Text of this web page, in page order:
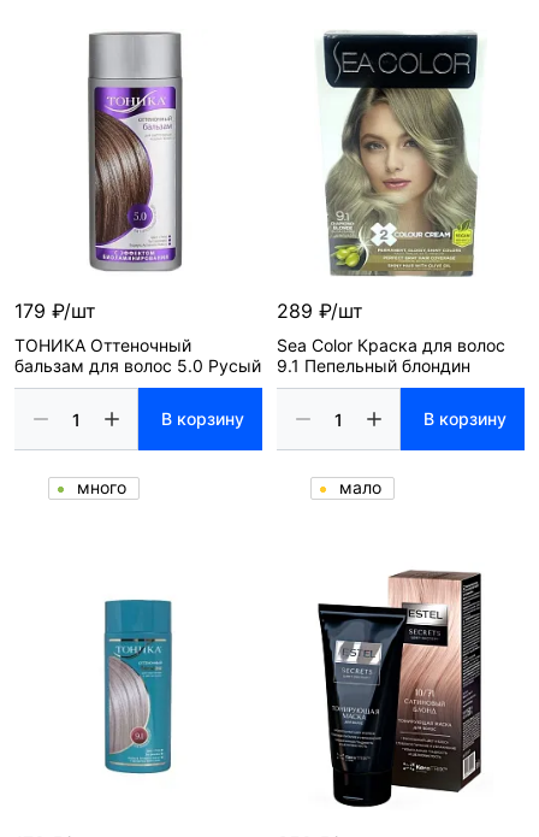
179 ₽/шт
ТОНИКА Оттеночный
бальзам для волос 5.0 Русый
В корзину
много
289 ₽/шт
Sea Color Краска для волос
9.1 Пепельный блондин
В корзину
мало